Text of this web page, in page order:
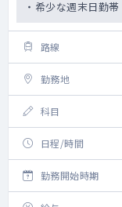
・希少な週末日勤帯
路線
勤務地
科目
日程/時間
勤務開始時期